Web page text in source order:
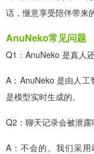
话，惬意享受陪伴带来
AnuNeko常见问题
Q1：AnuNeko 是真人
A：AnuNeko 是由人
是模型实时生成的。
Q2：聊天记录会被泄露
A：不会的。我们采